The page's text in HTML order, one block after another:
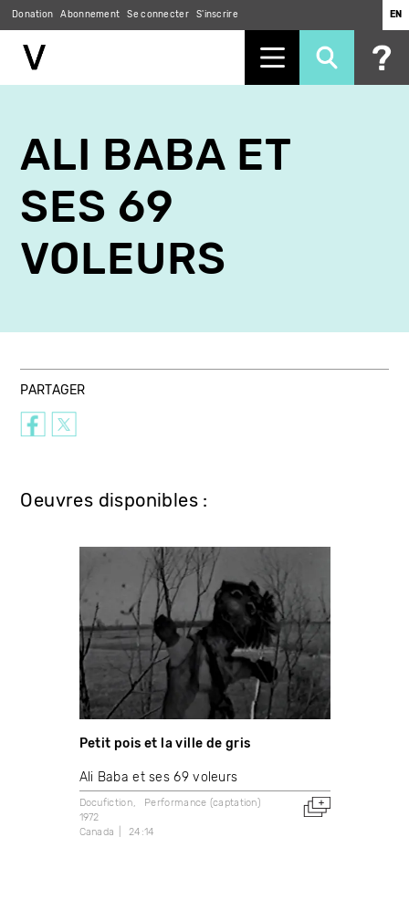
contenu
principal
Donation Abonnement Se connecter S'inscrire EN
ALI BABA ET
SES 69
VOLEURS
PARTAGER
Oeuvres disponibles :
Petit pois et la ville de gris
Ali Baba et ses 69 voleurs
Docufiction
Performance (captation)
1972
Canada
24:14